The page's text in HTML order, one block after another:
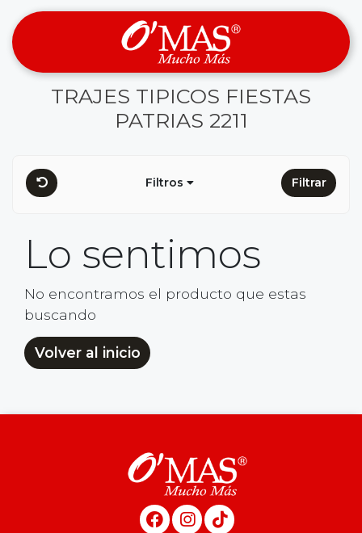
TRAJES TIPICOS FIESTAS
PATRIAS 2211
Filtros Filtrar
Lo sentimos
No encontramos el producto que estas
buscando
Volver al inicio